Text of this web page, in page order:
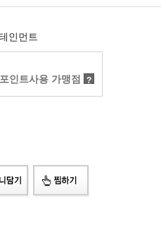
인먼트
포인트사용 가맹점 ?